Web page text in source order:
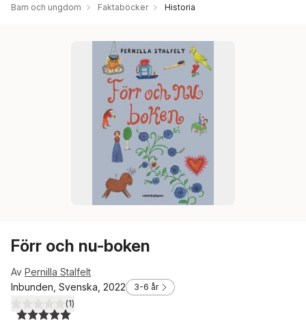
Barn och ungdom Faktaböcker Historia
Förr och nu-boken
Av Pernilla Stalfelt
Inbunden, Svenska, 2022
3-6 år
5,0utav 5 stjärnor. Totalt antal röster:
(1)